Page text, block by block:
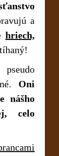
a
hriech,
Oni
nášho
celo